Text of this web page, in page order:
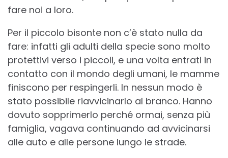
fare noi a loro.
Per il piccolo bisonte non c’è stato nulla da
fare: infatti gli adulti della specie sono molto
protettivi verso i piccoli, e una volta entrati in
contatto con il mondo degli umani, le mamme
finiscono per respingerli. In nessun modo è
stato possibile riavvicinarlo al branco. Hanno
dovuto sopprimerlo perché ormai, senza più
famiglia, vagava continuando ad avvicinarsi
alle auto e alle persone lungo le strade.